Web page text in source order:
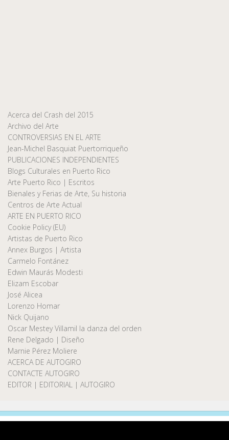
Acerca del Crash del 2015
Archivo del Arte
CONTROVERSIAS EN EL ARTE
Jean-Michel Basquiat Puertorriqueño
PUBLICACIONES INDEPENDIENTES
Blogs Culturales en Puerto Rico
Arte Puerto Rico | Escritos
Bienales y Ferias de Arte, Su historia
Centros de Arte Actual
ARTE EN PUERTO RICO
Cookie Policy (EU)
Artistas de Puerto Rico
Annex Burgos | Artista
Carmelo Fontánez
Edwin Maurás Modesti
Elizam Escobar
José Alicea
Lorenzo Homar
Nick Quijano
Oscar Mestey Villamil la danza del orden
Rene Delgado | Diseño
Marnie Pérez Moliere
ACERCA DE AUTOGIRO
CONTACTE AUTOGIRO
EDITOR | EDITORIAL | AUTOGIRO